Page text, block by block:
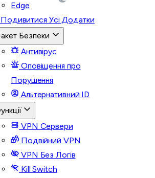
Edge
Подивитися Усі Додатки
Безпеки
Антивірус
Оповіщення про
Порушення
Альтернативний ID
VPN Сервери
Подвійний VPN
VPN Без Логів
Kill Switch